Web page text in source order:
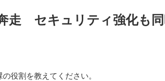
走 セキュリティ強化も
役割を教えてください。